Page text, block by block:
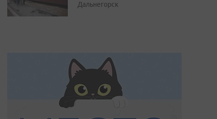
Дальнегорск